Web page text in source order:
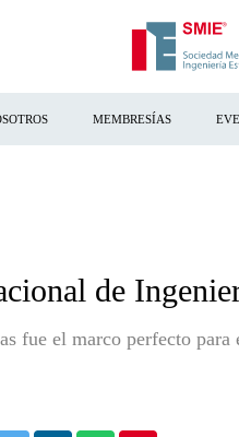
MEMBRESÍAS
de
fue el marco perfecto